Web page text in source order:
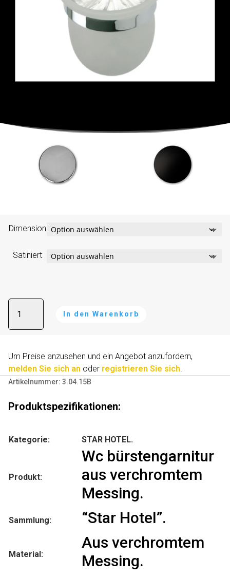
Dimension
Satiniert
bürstengarnitur
aus
Messing
Menge
In den Warenkorb
t
e
r
a
i
:
Um Preise anzusehen und ein Angebot anzufordern,
melden Sie sich an oder registrieren Sie sich.
Artikelnummer: 3.04.15B
Produktspezifikationen:
Kategorie: STAR HOTEL.
Produkt:
Wc bürstengarnitur
aus verchromtem
Messing.
Sammlung: “Star Hotel”.
Material:
Aus verchromtem
Messing.